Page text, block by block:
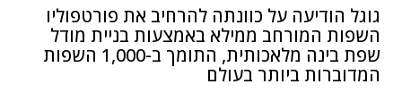
גוגל הודיעה על כוונתה להרחיב את פורטפוליו
השפות המורחב ממילא באמצעות בניית מודל
שפת בינה מלאכותית, התומך ב-1,000 השפות
המדוברות ביותר בעולם